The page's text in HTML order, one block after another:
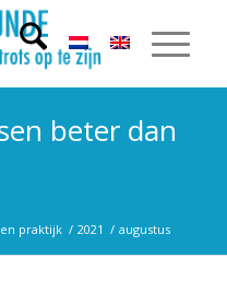
beter dan
praktijk / 2021 / augustus